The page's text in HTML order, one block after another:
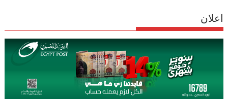
اعلان